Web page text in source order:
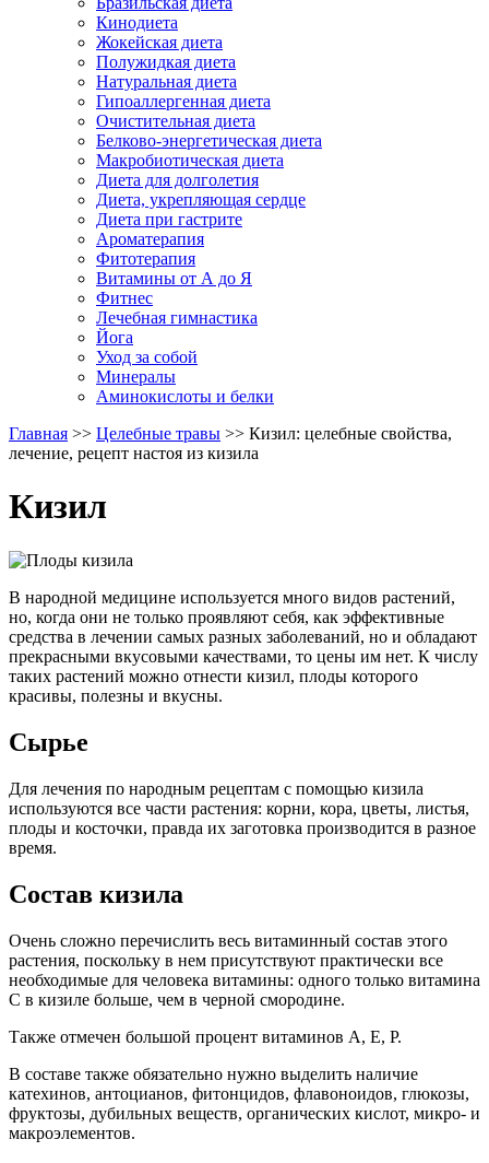
Кинодиета
Жокейская диета
Полужидкая диета
Натуральная диета
Гипоаллергенная диета
Очистительная диета
Белково-энергетическая диета
Макробиотическая диета
Диета для долголетия
Диета, укрепляющая сердце
Диета при гастрите
Ароматерапия
Фитотерапия
Витамины от А до Я
Фитнес
Лечебная гимнастика
Йога
Уход за собой
Минералы
Аминокислоты и белки
Главная >> Целебные травы >> Кизил: целебные свойства,
лечение, рецепт настоя из кизила
Кизил
В народной медицине используется много видов растений,
но, когда они не только проявляют себя, как эффективные
средства в лечении самых разных заболеваний, но и обладают
прекрасными вкусовыми качествами, то цены им нет. К числу
таких растений можно отнести кизил, плоды которого
красивы, полезны и вкусны.
Сырье
Для лечения по народным рецептам с помощью кизила
используются все части растения: корни, кора, цветы, листья,
плоды и косточки, правда их заготовка производится в разное
время.
Состав кизила
Очень сложно перечислить весь витаминный состав этого
растения, поскольку в нем присутствуют практически все
необходимые для человека витамины: одного только витамина
С в кизиле больше, чем в черной смородине.
Также отмечен большой процент витаминов А, Е, P.
В составе также обязательно нужно выделить наличие
катехинов, антоцианов, фитонцидов, флавоноидов, глюкозы,
фруктозы, дубильных веществ, органических кислот, микро- и
макроэлементов.